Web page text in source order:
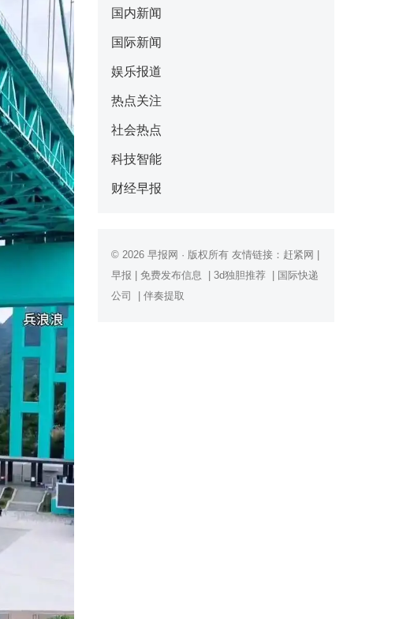
国内新闻
国际新闻
娱乐报道
热点关注
社会热点
科技智能
财经早报
© 2026 早报网 · 版权所有 友情链接： 赶紧网
早报
免费发布信息 3d独胆推荐
国际快递
公司
伴奏提取